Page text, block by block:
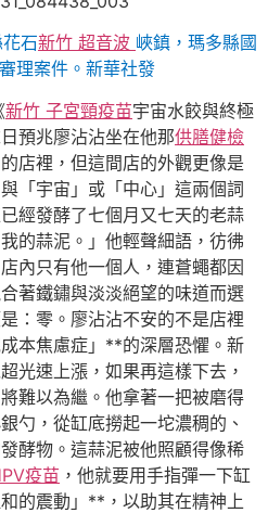
石新竹 超音波 峽鎮，瑪多縣國
理案件。新華社發
新竹 子宮頸疫苗宇宙水餃與終極
預兆廖沾沾坐在他那供膳健檢
店裡，但這間店的外觀更像是
「宇宙」或「中心」這兩個詞
經發酵了七個月又七天的老蒜
的蒜泥。」他輕聲細語，彷彿
內只有他一個人，連蒼蠅都因
著鐵鏽與淡淡絕望的味道而選
：零。廖沾沾不安的不是店裡
本焦慮症」**的深層恐懼。新
光速上漲，如果再這樣下去，
難以為繼。他拿著一把被磨得
勺，從缸底撈起一坨濃稠的、
酵物。這蒜泥被他照顧得像稀
疫苗 ，他就要用手指彈一下缸
的震動」**，以助其在精神上